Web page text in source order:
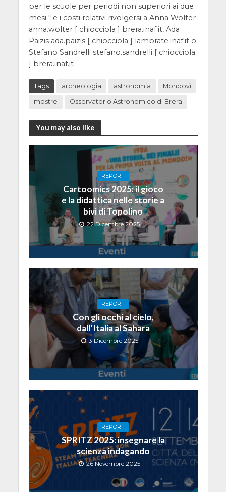
per le scuole per periodi non superiori ai due
mesi “ e i costi relativi rivolgersi a Anna Wolter
anna.wolter [ chiocciola ] brera.inaf.it, Ada
Paizis ada.paizis [ chiocciola ] lambrate.inaf.it o
Stefano Sandrelli stefano.sandrelli [ chiocciola
] brera.inaf.it
Tags archeologia astronomia Mondovì
mostre Osservatorio Astronomico di Brera
You may also like
REPORT
Cartoomics 2025: il gioco
e la didattica nelle storie a
bivi di Topolino
22 Dicembre 2025
REPORT
Con gli occhi al cielo,
dall’Italia al Sahara
3 Dicembre 2025
REPORT
SPRITZ 2025: insegnare la
scienza indagando
26 Novembre 2025